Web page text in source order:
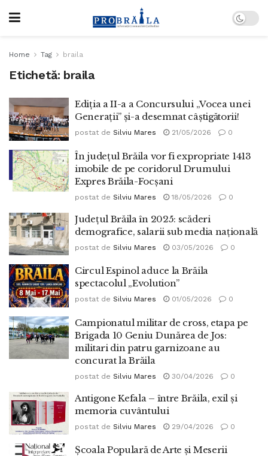
Home Tag braila
Etichetă: braila
Ediția a II-a a Concursului „Vocea unei
Generații” și-a desemnat câștigătorii!
postat de Silviu Mares 21/05/2026 0
În județul Brăila vor fi expropriate 1413
imobile de pe coridorul Drumului
Expres Brăila-Focșani
postat de Silviu Mares 18/05/2026 0
Județul Brăila în 2025: scăderi
demografice, salarii sub media națională
postat de Silviu Mares 03/05/2026 0
Circul Espinol aduce la Brăila
spectacolul „Evolution”
postat de Silviu Mares 01/05/2026 0
Campionatul militar de cross, etapa pe
Brigada 10 Geniu Dunărea de Jos:
militari din patru garnizoane au
concurat la Brăila
postat de Silviu Mares 30/04/2026 0
Antigone Kefala – între Brăila, exil și
memoria cuvântului
postat de Silviu Mares 29/04/2026 0
Școala Populară de Arte şi Meserii